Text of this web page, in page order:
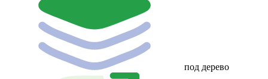
под дерево